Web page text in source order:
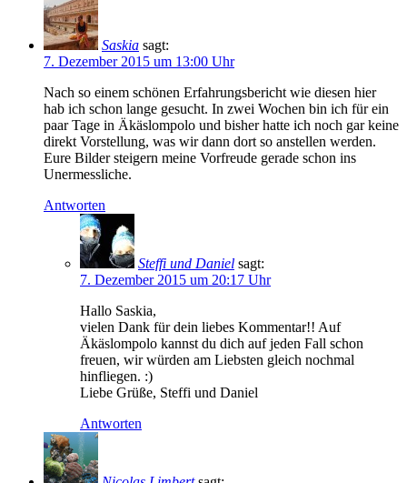
Saskia sagt:
7. Dezember 2015 um 13:00 Uhr
Nach so einem schönen Erfahrungsbericht wie diesen hier
hab ich schon lange gesucht. In zwei Wochen bin ich für ein
paar Tage in Äkäslompolo und bisher hatte ich noch gar keine
direkt Vorstellung, was wir dann dort so anstellen werden.
Eure Bilder steigern meine Vorfreude gerade schon ins
Unermessliche.
Antworten
Steffi und Daniel sagt:
7. Dezember 2015 um 20:17 Uhr
Hallo Saskia,
vielen Dank für dein liebes Kommentar!! Auf
Äkäslompolo kannst du dich auf jeden Fall schon
freuen, wir würden am Liebsten gleich nochmal
hinfliegen. :)
Liebe Grüße, Steffi und Daniel
Antworten